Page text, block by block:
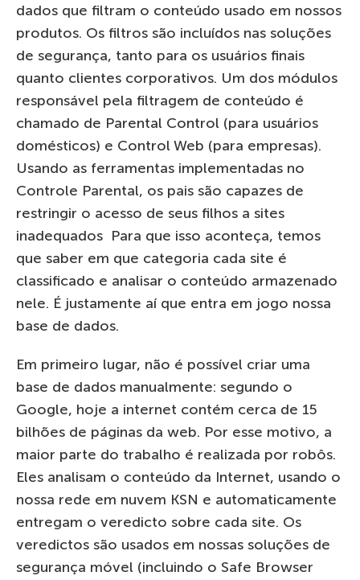
dados que filtram o conteúdo usado em nossos
produtos. Os filtros são incluídos nas soluções
de segurança, tanto para os usuários finais
quanto clientes corporativos. Um dos módulos
responsável pela filtragem de conteúdo é
chamado de Parental Control (para usuários
domésticos) e Control Web (para empresas).
Usando as ferramentas implementadas no
Controle Parental, os pais são capazes de
restringir o acesso de seus filhos a sites
inadequados Para que isso aconteça, temos
que saber em que categoria cada site é
classificado e analisar o conteúdo armazenado
nele. É justamente aí que entra em jogo nossa
base de dados.
Em primeiro lugar, não é possível criar uma
base de dados manualmente: segundo o
Google, hoje a internet contém cerca de 15
bilhões de páginas da web. Por esse motivo, a
maior parte do trabalho é realizada por robôs.
Eles analisam o conteúdo da Internet, usando o
nossa rede em nuvem KSN e automaticamente
entregam o veredicto sobre cada site. Os
veredictos são usados ​​em nossas soluções de
segurança móvel (incluindo o Safe Browser